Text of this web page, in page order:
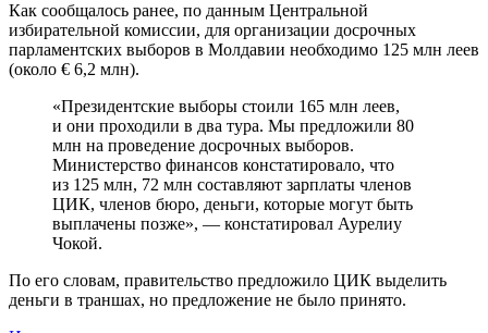
Как сообщалось ранее, по данным Центральной
избирательной комиссии, для организации досрочных
парламентских выборов в Молдавии необходимо 125 млн леев
(около € 6,2 млн).
«Президентские выборы стоили 165 млн леев,
и они проходили в два тура. Мы предложили 80
млн на проведение досрочных выборов.
Министерство финансов констатировало, что
из 125 млн, 72 млн составляют зарплаты членов
ЦИК, членов бюро, деньги, которые могут быть
выплачены позже», — констатировал Аурелиу
Чокой.
По его словам, правительство предложило ЦИК выделить
деньги в траншах, но предложение не было принято.